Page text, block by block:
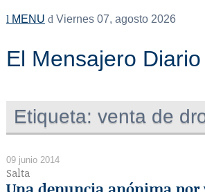
MENU Viernes 07, agosto 2026
El Mensajero Diario
Etiqueta: venta de
09 junio 2014
Salta